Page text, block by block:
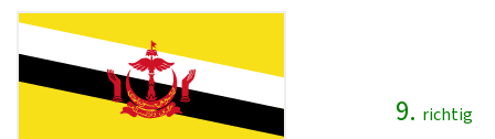
9. richtig